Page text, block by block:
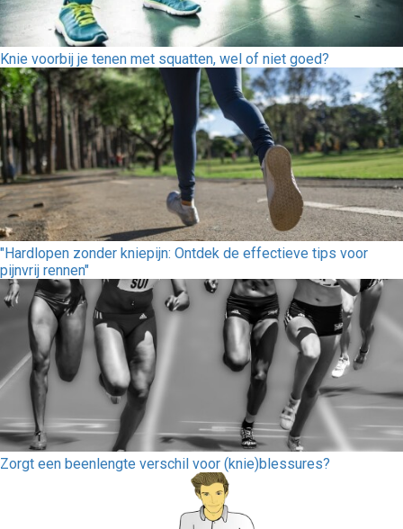
Knie voorbij je tenen met squatten, wel of niet goed?
"Hardlopen zonder kniepijn: Ontdek de effectieve tips voor
pijnvrij rennen"
Zorgt een beenlengte verschil voor (knie)blessures?